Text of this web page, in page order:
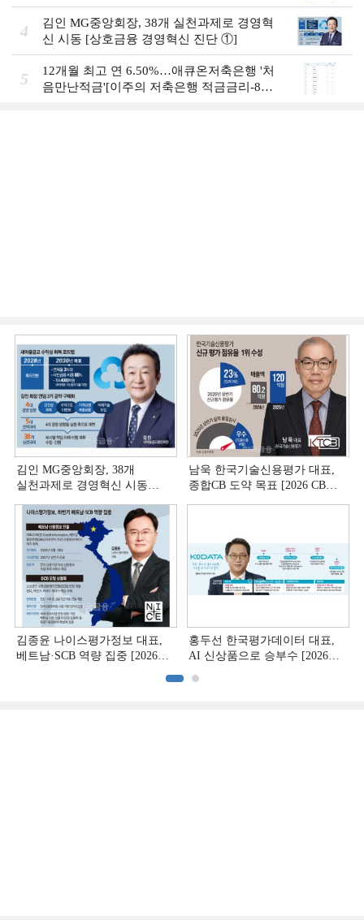
(12)]
4
김인 MG중앙회장, 38개 실천과제로 경영혁
신 시동 [상호금융 경영혁신 진단 ①]
5
12개월 최고 연 6.50%…애큐온저축은행 '처
음만난적금'[이주의 저축은행 적금금리-8월
김인 MG중앙회장, 38개
실천과제로 경영혁신 시동
남욱 한국기술신용평가 대표,
종합CB 도약 목표 [2026 CB사
김종윤 나이스평가정보 대표,
베트남·SCB 역량 집중 [2026
홍두선 한국평가데이터 대표,
AI 신상품으로 승부수 [2026